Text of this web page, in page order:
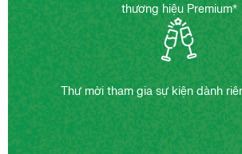
thương hiệu Premium*
Thư mời tham gia sự kiện dành